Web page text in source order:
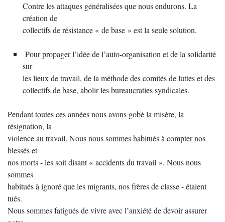
Contre les attaques généralisées que nous endurons. La
création de
collectifs de résistance « de base » est la seule solution.
Pour propager l’idée de l’auto-organisation et de la solidarité
sur
les lieux de travail, de la méthode des comités de luttes et des
collectifs de base, abolir les bureaucraties syndicales.
Pendant toutes ces années nous avons gobé la misère, la
résignation, la
violence au travail. Nous nous sommes habitués à compter nos
blessés et
nos morts - les soit disant « accidents du travail ». Nous nous
sommes
habitués à ignoré que les migrants, nos frères de classe - étaient
tués.
Nous sommes fatigués de vivre avec l’anxiété de devoir assurer